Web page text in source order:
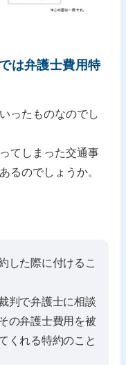
は弁護士費用特
ったものなのでし
てしまった交通事
るのでしょうか。
した際に付けるこ
判で弁護士に相談
の弁護士費用を被
くれる特約のこと